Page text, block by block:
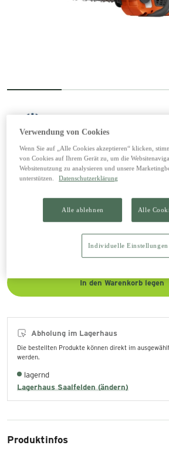
Husqvarna Akku-
Set, inkl. Akku BLi 200
Ladegerät 40-C80
529,00 €
inkl. 20% MwSt zzgl. Versand
In den Warenkorb legen
Abholung im Lagerhaus
Die bestellten Produkte können direkt im
werden.
lagernd
Lagerhaus Saalfelden (ändern)
Produktinfos
Verwendung von Cookies
Wenn Sie auf „Alle Cookies akzeptieren“ klicken,
von Cookies auf Ihrem Gerät zu, um die
Websitenutzung zu analysieren und unsere
unterstützen.
Datenschutzerklärung
Alle ablehnen Alle
Individuelle Einstellungen